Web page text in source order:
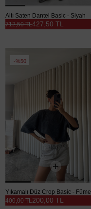
Altı Saten Dantel Basic - Siyah
427,50 TL
712,50 TL
%50
Yıkamalı Düz Crop Basic - Füme
200,00 TL
400,00 TL